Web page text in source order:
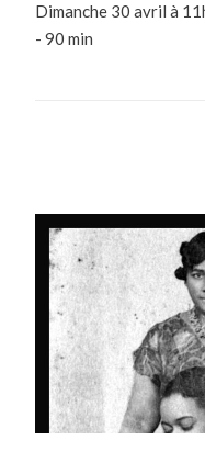
Dimanche 30 avril à
- 90 min